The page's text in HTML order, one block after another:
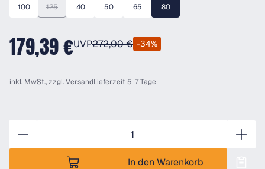
100 125(Diese Option ist zurzeit nicht verfügbar.)
40 50 65 80
179,39 €UVP272,00 € -34%
inkl. MwSt., zzgl.VersandLieferzeit 5-7 Tage
In den Warenkorb